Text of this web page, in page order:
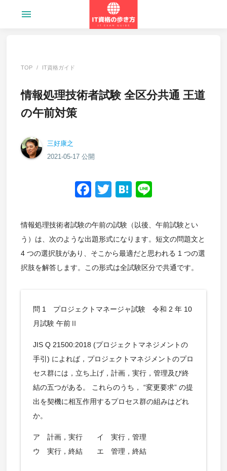
menu
TOP IT資格ガイド
情報処理技術者試験 全区分共通 王道
の午前対策
三好康之
2021-05-17 公開
Facebook
TwitterHatena
情報処理技術者試験の午前の試験（以後、午前試験とい
う）は、次のような出題形式になります。短文の問題文と
4 つの選択肢があり、そこから最適だと思われる 1 つの選
択肢を解答します。この形式は全試験区分で共通です。
問 1 プロジェクトマネージャ試験 令和 2 年 10
月試験 午前Ⅱ
JIS Q 21500:2018 (プロジェクトマネジメントの
手引) によれば，プロジェクトマネジメントのプロ
セス群には，立ち上げ，計画，実行，管理及び終
結の五つがある。 これらのうち， “変更要求” の提
出を契機に相互作用するプロセス群の組みはどれ
か。
ア 計画，実行 イ 実行，管理
ウ 実行，終結 エ 管理，終結